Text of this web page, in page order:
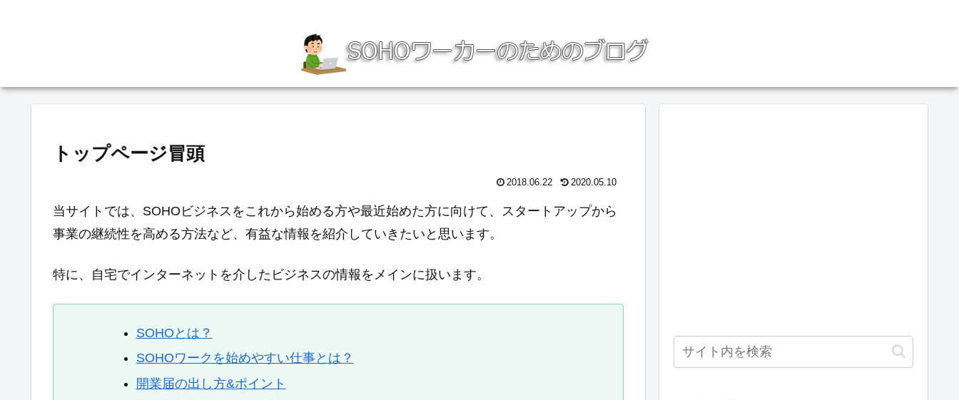
トップページ冒頭
2018.06.22 2020.05.10
当サイトでは、SOHOビジネスをこれから始める方や最近始めた方に向けて、スタートアップから
事業の継続性を高める方法など、有益な情報を紹介していきたいと思います。
特に、自宅でインターネットを介したビジネスの情報をメインに扱います。
SOHOとは？
SOHOワークを始めやすい仕事とは？
開業届の出し方&ポイント